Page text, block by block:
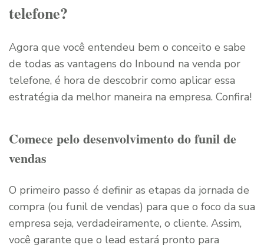
telefone?
Agora que você entendeu bem o conceito e sabe
de todas as vantagens do Inbound na venda por
telefone, é hora de descobrir como aplicar essa
estratégia da melhor maneira na empresa. Confira!
Comece pelo desenvolvimento do funil de
vendas
O primeiro passo é definir as etapas da jornada de
compra (ou funil de vendas) para que o foco da sua
empresa seja, verdadeiramente, o cliente. Assim,
você garante que o lead estará pronto para